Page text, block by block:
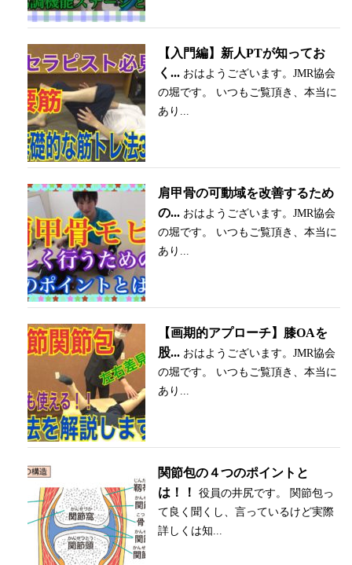
【入門編】新人PTが知ってお
く... おはようございます。JMR協会
の堀です。 いつもご覧頂き、本当に
あり...
肩甲骨の可動域を改善するため
の... おはようございます。JMR協会
の堀です。 いつもご覧頂き、本当に
あり...
【画期的アプローチ】膝OAを
股... おはようございます。JMR協会
の堀です。 いつもご覧頂き、本当に
あり...
関節包の４つのポイントと
は！！
役員の井尻です。 関節包っ
て良く聞くし、言っているけど実際
詳しくは知...